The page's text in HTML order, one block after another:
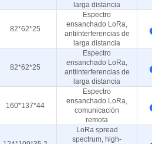
larga distancia
82*62*25
Espectro
ensanchado LoRa,
antiinterferencias de
larga distancia
82*62*25
Espectro
ensanchado LoRa,
antiinterferencias de
larga distancia
160*137*44
Espectro
ensanchado LoRa,
comunicación
remota
LoRa spread
spectrum, high-